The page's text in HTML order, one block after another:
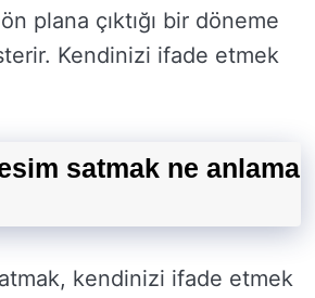
ön plana çıktığı bir döneme
Kendinizi ifade etmek
satmak ne anlama
kendinizi ifade etmek